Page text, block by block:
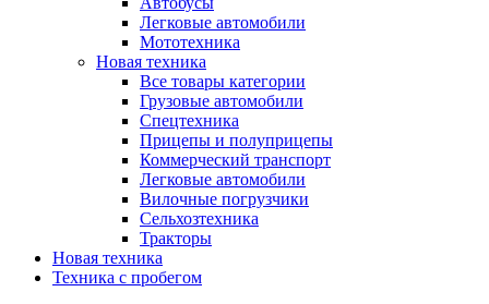
Легковые автомобили
Мототехника
Новая техника
Все товары категории
Грузовые автомобили
Спецтехника
Прицепы и полуприцепы
Коммерческий транспорт
Легковые автомобили
Вилочные погрузчики
Сельхозтехника
Тракторы
Новая техника
Техника с пробегом